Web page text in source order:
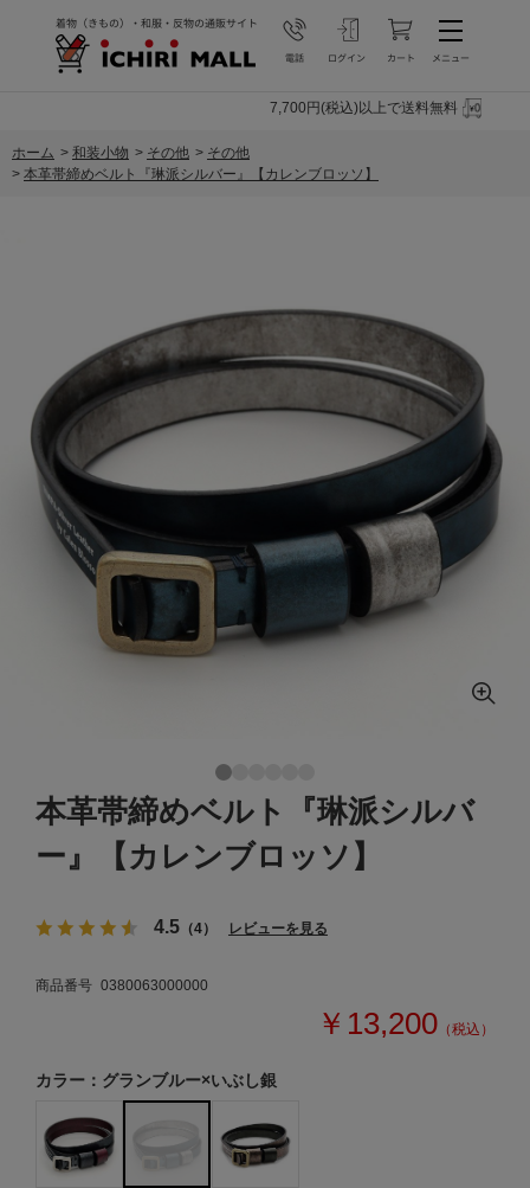
7,700円(税込)以上で送料無料
ホーム > 和装小物 > その他 > その他
> 本革帯締めベルト『琳派シルバー』【カレンブロッソ】
本革帯締めベルト『琳派シルバ
ー』【カレンブロッソ】
4.5 （4） レビューを見る
商品番号 0380063000000
￥13,200 （税込）
カラー：グランブルー×いぶし銀